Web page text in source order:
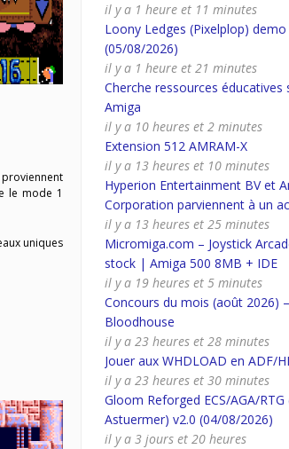
le mode 1
uniques
il y a 1 heure et 11 minutes
Loony Ledges (Pixelplop) demo
(05/08/2026)
il y a 1 heure et 21 minutes
Cherche ressources éducatives
Amiga
il y a 10 heures et 2 minutes
Extension 512 AMRAM-X
il y a 13 heures et 10 minutes
Hyperion Entertainment BV et
Corporation parviennent à un
il y a 13 heures et 25 minutes
Micromiga.com – Joystick
stock | Amiga 500 8MB + IDE
il y a 19 heures et 5 minutes
Concours du mois (août 2026)
Bloodhouse
il y a 23 heures et 28 minutes
Jouer aux WHDLOAD en ADF/
il y a 23 heures et 30 minutes
Gloom Reforged ECS/AGA/RTG
Astuermer) v2.0 (04/08/2026)
il y a 3 jours et 20 heures